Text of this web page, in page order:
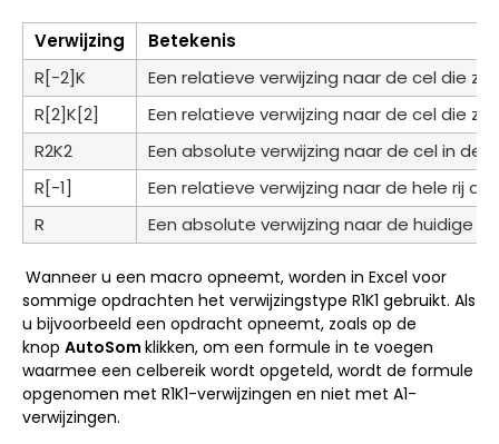
Verwijzing
Betekenis
R[-2]K
Een relatieve verwijzing naar de cel die
R[2]K[2]
Een relatieve verwijzing naar de cel die
R2K2
Een absolute verwijzing naar de cel in de
R[-1]
Een relatieve verwijzing naar de hele rij
R
Een absolute verwijzing naar de huidige rij.
Wanneer u een macro opneemt, worden in Excel voor
sommige opdrachten het verwijzingstype R1K1 gebruikt. Als
u bijvoorbeeld een opdracht opneemt, zoals op de
knop AutoSom klikken, om een formule in te voegen
waarmee een celbereik wordt opgeteld, wordt de formule
opgenomen met R1K1-verwijzingen en niet met A1-
verwijzingen.